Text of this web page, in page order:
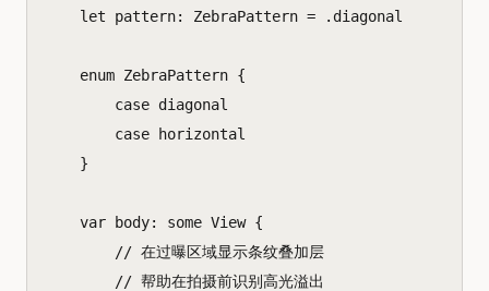
let
pattern: ZebraPattern = . diagonal
enum ZebraPattern {
case diagonal
case
horizontal
}
var body: some View {
// 在过曝区域显示条纹叠加层
// 帮助在拍摄前识别高光溢出